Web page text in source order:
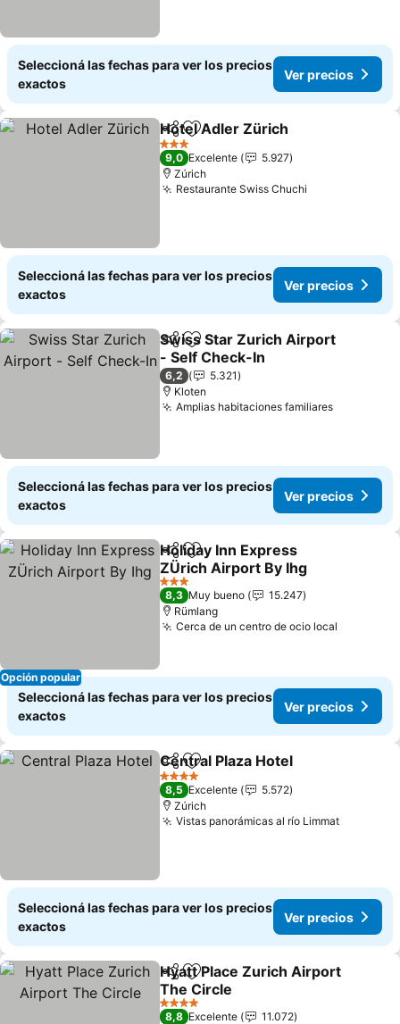
Seleccioná las fechas para ver los precios
exactos
Ver precios
CompartirAñadir a favoritos
Hotel Adler Zürich
3 Estrellas
9,0 Excelente
5.927
Zúrich
Restaurante Swiss Chuchi
Seleccioná las fechas para ver los precios
exactos
Ver precios
CompartirAñadir a favoritos
Swiss Star Zurich Airport
- Self Check-In
Ver precios
6,2
5.321
Kloten
Amplias habitaciones familiaresVer
Seleccioná las fechas para ver los precios
exactos
Ver precios
Opción popular
CompartirAñadir a favoritos
Holiday Inn Express
ZÜrich Airport By Ihg
Ver precios
3 Estrellas
8,3 Muy bueno
15.247
Rümlang
Cerca de un centro de ocio local
Seleccioná las fechas para ver los precios
exactos
Ver precios
CompartirAñadir a favoritos
Central Plaza Hotel
4 Estrellas
8,5 Excelente
5.572
Zúrich
Vistas panorámicas al río LimmatVer
Seleccioná las fechas para ver los precios
exactos
Ver precios
CompartirAñadir a favoritos
Hyatt Place Zurich Airport
The Circle
Ver precios
4 Estrellas
8,8 Excelente
11.072